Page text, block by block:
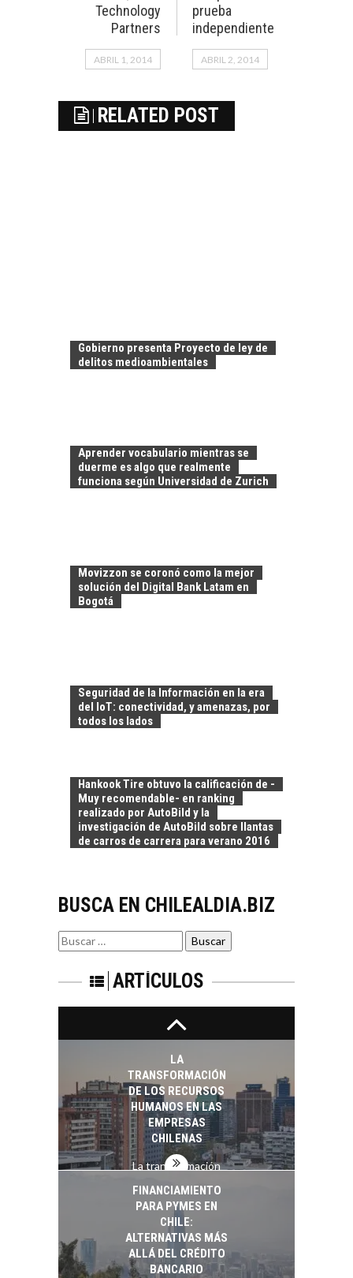
Technology
Partners
ABRIL 1, 2014
prueba
independiente
ABRIL 2, 2014
RELATED POST
Gobierno presenta Proyecto de ley de
delitos medioambientales
Aprender vocabulario mientras se
duerme es algo que realmente
funciona según Universidad de Zurich
Movizzon se coronó como la mejor
solución del Digital Bank Latam en
Bogotá
Seguridad de la Información en la era
del IoT: conectividad, y amenazas, por
todos los lados
Hankook Tire obtuvo la calificación de -
Muy recomendable- en ranking
realizado por AutoBild y la
investigación de AutoBild sobre llantas
de carros de carrera para verano 2016
BUSCA EN CHILEALDIA.BIZ
Buscar
por:
ARTÍCULOS
DIGITALES
EXPORTADOS DESDE
DESIERTO DE
ATACAMA:
OPORTUNIDADES
PARA EL
Atacama: Motor
Estratégico para el
Desarrollo Turístico…
LA INDUSTRIA
MINERA CHILENA
FRENTE AL DESAFÍO
DE LA
pilar estratégico ante
CAPITAL DE RIESGO
EN CHILE:
PARA STARTUPS Y
NUEVOS NEGOCIOS
Capital de riesgo en
startups…
LA
TRANSFORMACIÓN
DE LOS RECURSOS
HUMANOS EN LAS
EMPRESAS
CHILENAS
La transformación
recursos humanos en
las empresas…
FINANCIAMIENTO
PARA PYMES EN
CHILE:
ALTERNATIVAS MÁS
ALLÁ DEL CRÉDITO
BANCARIO